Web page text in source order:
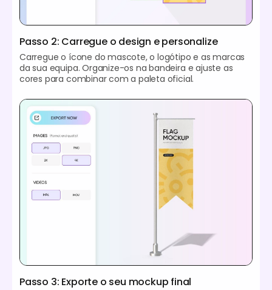
Passo 2: Carregue o design e personalize
Carregue o ícone do mascote, o logótipo e as marcas
da sua equipa. Organize-os na bandeira e ajuste as
cores para combinar com a paleta oficial.
Passo 3: Exporte o seu mockup final